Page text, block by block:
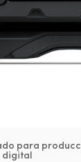
para
digital